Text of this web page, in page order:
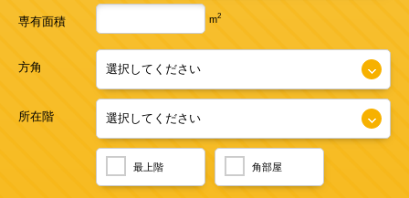
専有面積 m2
方角
所在階
最上階 角部屋